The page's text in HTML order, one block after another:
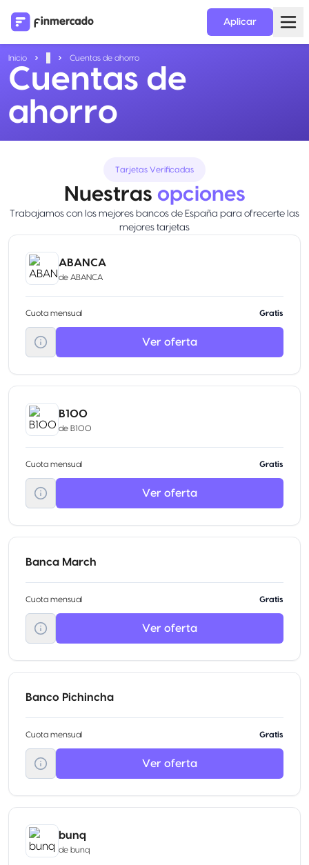
Aplicar
Inicio Cuentas de ahorro
Cuentas de
ahorro
Tarjetas Verificadas
Nuestras opciones
Trabajamos con los mejores bancos de España para ofrecerte las
mejores tarjetas
ABANCA
de ABANCA
Cuota mensual Gratis
Ver oferta
B100
de B100
Cuota mensual Gratis
Ver oferta
Banca March
Cuota mensual Gratis
Ver oferta
Banco Pichincha
Cuota mensual Gratis
Ver oferta
bunq
de bunq